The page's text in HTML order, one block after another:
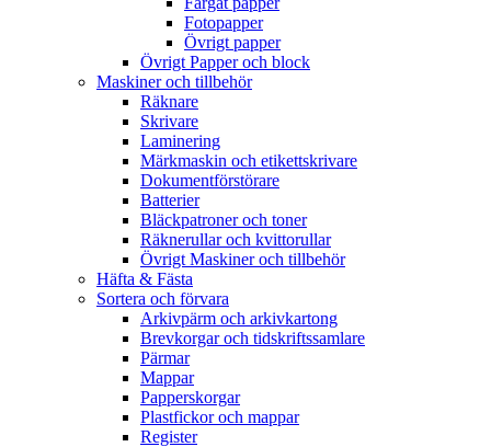
Fotopapper
Övrigt papper
Övrigt Papper och block
Maskiner och tillbehör
Räknare
Skrivare
Laminering
Märkmaskin och etikettskrivare
Dokumentförstörare
Batterier
Bläckpatroner och toner
Räknerullar och kvittorullar
Övrigt Maskiner och tillbehör
Häfta & Fästa
Sortera och förvara
Arkivpärm och arkivkartong
Brevkorgar och tidskriftssamlare
Pärmar
Mappar
Papperskorgar
Plastfickor och mappar
Register